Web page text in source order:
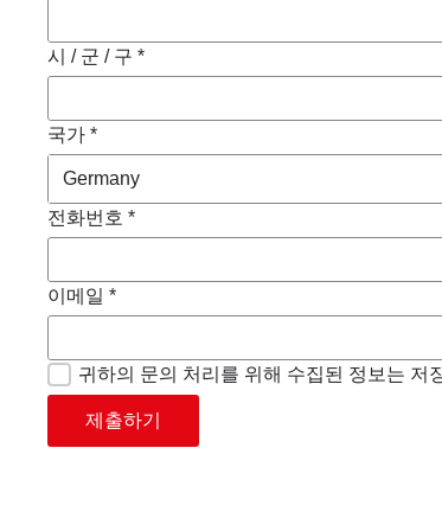
시 / 군 / 구 *
국가 *
전화번호 *
이메일 *
귀하의 문의 처리를 위해 수집된 정보는 저
제출하기